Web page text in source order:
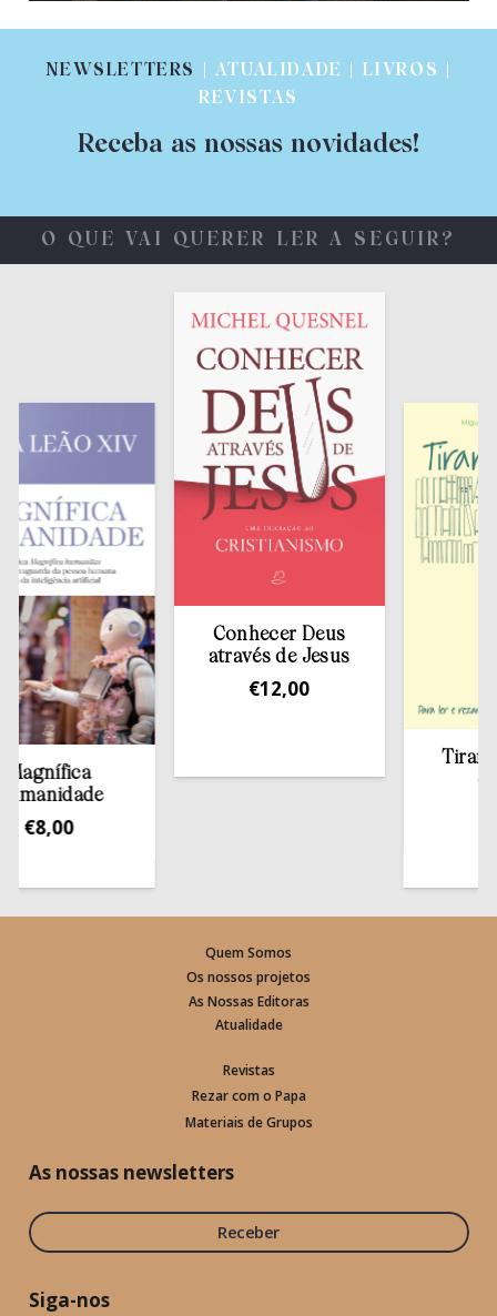
NEWSLETTERS
| ATUALIDADE | LIVROS |
REVISTAS
Receba as nossas novidades!
O QUE VAI QUERER LER A SEGUIR?
8,00
Conhecer Deus
através de Jesus
12,00
Tirar a
Quem Somos
Os nossos projetos
As Nossas Editoras
Atualidade
Revistas
Rezar com o Papa
Materiais de Grupos
As nossas newsletters
Receber
Siga-nos